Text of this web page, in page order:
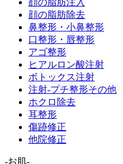
顔の脂肪注入
顔の脂肪除去
鼻整形・小鼻整形
口整形・唇整形
アゴ整形
ヒアルロン酸注射
ボトックス注射
注射-プチ整形その他
ホクロ除去
耳整形
傷跡修正
他院修正
-お肌-